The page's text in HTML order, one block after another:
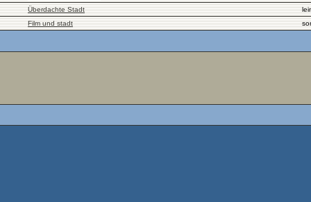
Überdachte Stadt
Film und stadt